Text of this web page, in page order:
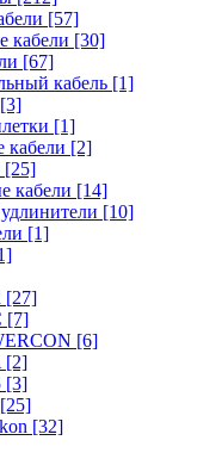
[57]
кабели [30]
[67]
кабель [1]
[3]
[1]
кабели [2]
[25]
кабели [14]
[10]
[1]
[27]
[7]
[6]
[2]
[3]
[25]
[32]